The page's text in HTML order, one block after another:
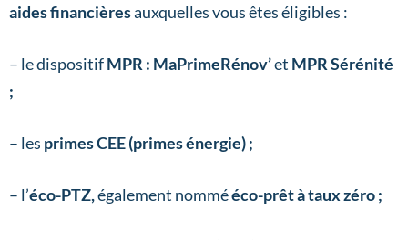
aides financièresauxquelles vous êtes éligibles :
– le dispositifMPR : MaPrimeRénov’et MPR Sérénité
;
– les primes CEE (primes énergie) ;
– l’éco-PTZ,également nommééco-prêt à taux zéro ;